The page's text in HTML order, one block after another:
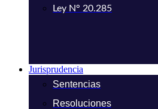
Ley N° 20.285
Jurisprudencia
Sentencias
Resoluciones